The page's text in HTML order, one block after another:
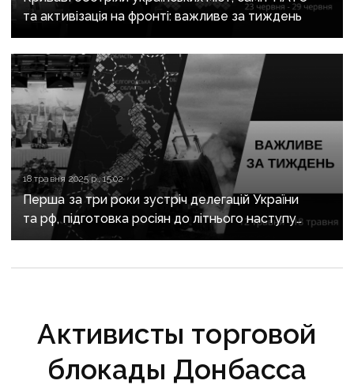
та активізація на фронті: важливе за тиждень
18 травня 2025 р., 15:02
Перша за три роки зустріч делегацій України
та рф, підготовка росіян до літнього наступу
та загострення на фронті: важливе за тиждень
Активисты торговой
блокады Донбасса